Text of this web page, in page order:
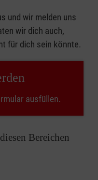
und wir melden uns
wir dich auch,
für dich sein könnte.
ausfüllen.
Bereichen